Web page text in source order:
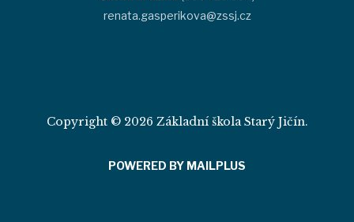
renata.gasperikova@zssj.cz
Copyright © 2026 Základní škola Starý Jičín.
POWERED BY MAILPLUS